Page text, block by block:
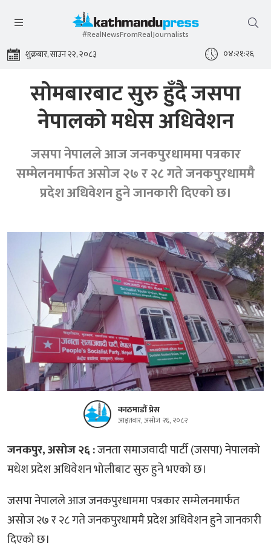
#RealNewsFromRealJournalists
शुक्रबार, साउन २२, २०८३ ०४:२१:२७
सोमबारबाट सुरु हुँदै जसपा
नेपालको मधेस अधिवेशन
जसपा नेपालले आज जनकपुरधाममा पत्रकार
सम्मेलनमार्फत असोज २७ र २८ गते जनकपुरधाममै
प्रदेश अधिवेशन हुने जानकारी दिएको छ।
काठमाडौं प्रेस
आइतबार, असोज २६, २०८२
जनकपुर, असोज २६ :जनता समाजवादी पार्टी (जसपा) नेपालको
मधेश प्रदेश अधिवेशन भोलीबाट सुरु हुने भएको छ।
जसपा नेपालले आज जनकपुरधाममा पत्रकार सम्मेलनमार्फत
असोज २७ र २८ गते जनकपुरधाममै प्रदेश अधिवेशन हुने जानकारी
दिएको छ।